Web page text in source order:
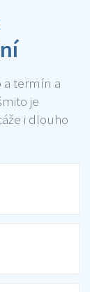
a termín a
je
i dlouho